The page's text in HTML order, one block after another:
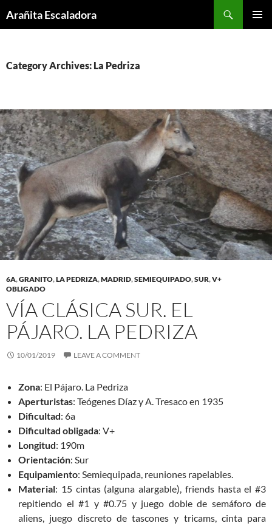
toArañita Escaladora
Category Archives: La Pedriza
6A,GRANITO,LA PEDRIZA,MADRID,SEMIEQUIPADO,SUR,V+
OBLIGADO
VÍA CLÁSICA SUR. EL
PÁJARO. LA PEDRIZA
10/01/2019 LEAVE A COMMENT
Zona: El Pájaro. La Pedriza
Aperturistas: Teógenes Díaz y A. Tresaco en 1935
Dificultad: 6a
Dificultad obligada: V+
Longitud: 190m
Orientación: Sur
Equipamiento: Semiequipada, reuniones rapelables.
Material: 15 cintas (alguna alargable), friends hasta el #3
repitiendo el #1 y #0.75 y juego doble de semáforo de
aliens, juego discreto de tascones y tricams, cinta para